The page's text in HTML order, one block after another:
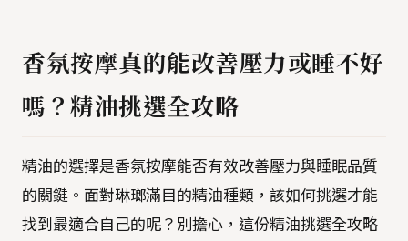
香氛按摩真的能改善壓力或睡不好
嗎？精油挑選全攻略
精油的選擇是香氛按摩能否有效改善壓力與睡眠品質
的關鍵。面對琳瑯滿目的精油種類，該如何挑選才能
找到最適合自己的呢？別擔心，這份精油挑選全攻略